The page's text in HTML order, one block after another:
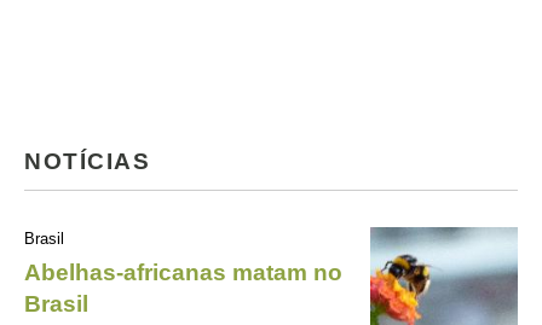
NOTÍCIAS
Brasil
Abelhas-africanas matam no
Brasil